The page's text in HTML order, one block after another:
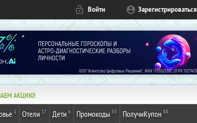
Войти Зарегистрироваться
АКЦИЮ!
1 Отели 17 Дети 6 Промокоды 53 ПолучиКупон 88